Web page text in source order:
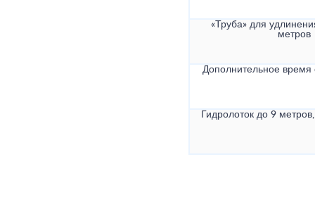
«Труба» для
метров
Дополнительное
Гидролоток до 9